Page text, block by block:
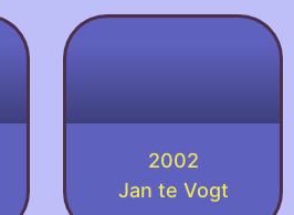
2002
Jan te Vogt